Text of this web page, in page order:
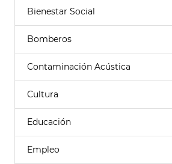
Bienestar Social
Bomberos
Contaminación Acústica
Cultura
Educación
Empleo